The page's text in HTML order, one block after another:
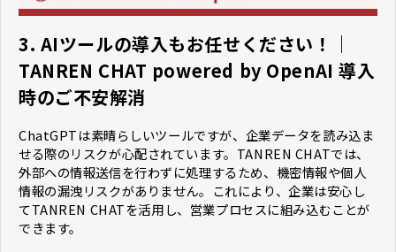
3. AIツールの導入もお任せください！｜
TANREN CHAT powered by OpenAI 導入
時のご不安解消
ChatGPTは素晴らしいツールですが、企業データを読み込ま
せる際のリスクが心配されています。TANREN CHATでは、
外部への情報送信を行わずに処理するため、機密情報や個人
情報の漏洩リスクがありません。これにより、企業は安心し
てTANREN CHATを活用し、営業プロセスに組み込むことが
できます。